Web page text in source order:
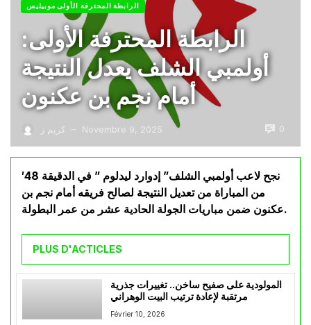
الرابطة المحترفة الأولى موبيليس
الرابطة المحترفة الأولى:
أولمبي الشلف يعدل النتيجة
أمام نجم بن عكنون
كريم ز — Novembre 9, 2025 0
نجح لاعب أولمبي الشلف” إدوارد ليدلوم ” في الدقيقة 48′
من المباراة من تعديل النتيجة لصالح فريقه أمام نجم بن
عكنون ضمن مباريات الجولة الحادية عشر من عمر البطولة.
PLUS D'ACTICLES
المولودية على صفيح ساخن.. تغييرات جذرية
مرتقبة لإعادة ترتيب البيت الوهراني
Février 10, 2026